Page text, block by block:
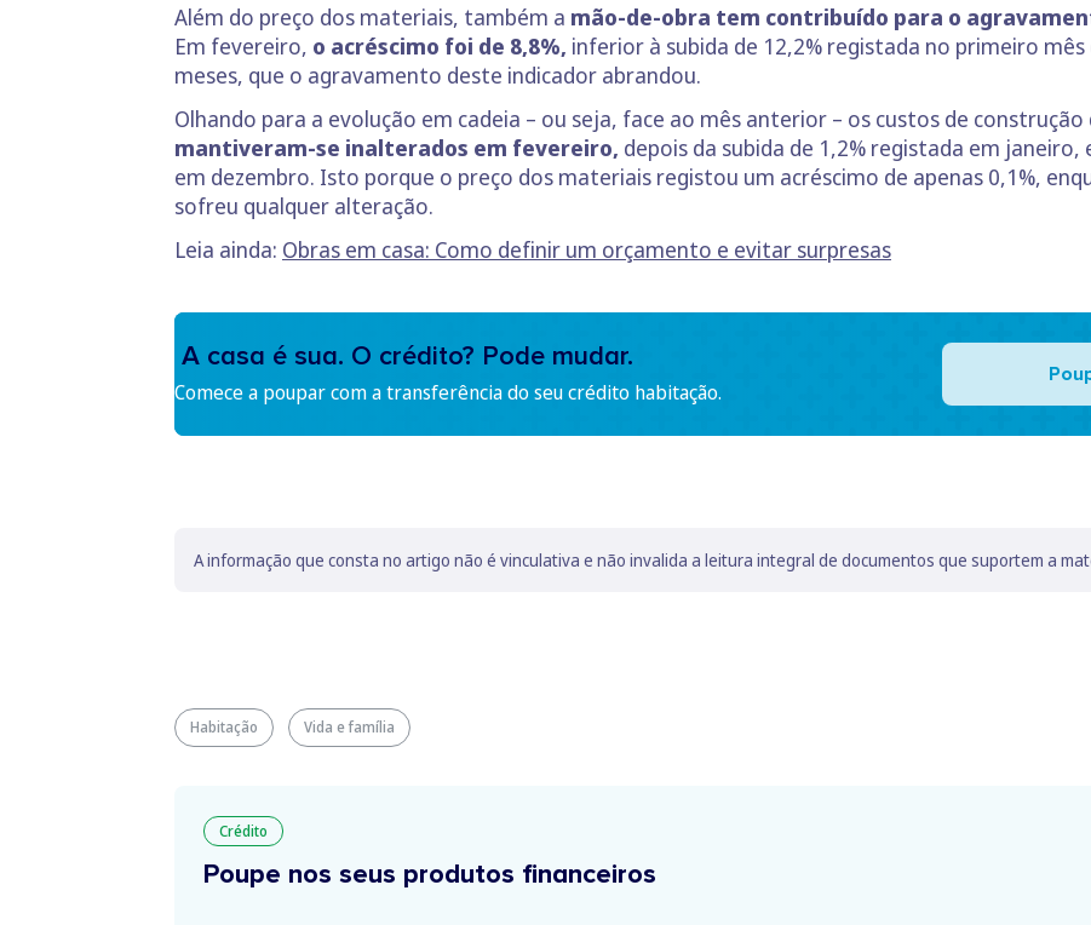
Além do preço dos materiais, também a mão-de-obra tem contribuído para o
Em fevereiro, o acréscimo foi de 8,8%, inferior à subida de 12,2% registada no primeiro
meses, que o agravamento deste indicador abrandou.
Olhando para a evolução em cadeia – ou seja, face ao mês anterior – os custos de
mantiveram-se inalterados em fevereiro, depois da subida de 1,2% registada em janeiro,
em dezembro. Isto porque o preço dos materiais registou um acréscimo de apenas 0,1%,
sofreu qualquer alteração.
Leia ainda: Obras em casa: Como definir um orçamento e evitar surpresas
A casa é sua. O crédito? Pode mudar.
Comece a poupar com a transferência do seu crédito habitação.
A informação que consta no artigo não é vinculativa e não invalida a leitura integral de documentos que suportem a
Habitação Vida e família
Crédito
Poupe nos seus produtos financeiros